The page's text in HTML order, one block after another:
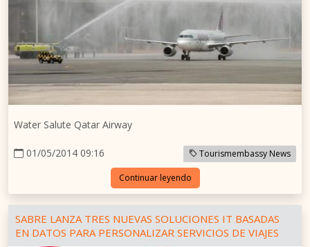
Water Salute Qatar Airway
01/05/2014 09:16 Tourismembassy News
Continuar leyendo
SABRE LANZA TRES NUEVAS SOLUCIONES IT BASADAS
EN DATOS PARA PERSONALIZAR SERVICIOS DE VIAJES